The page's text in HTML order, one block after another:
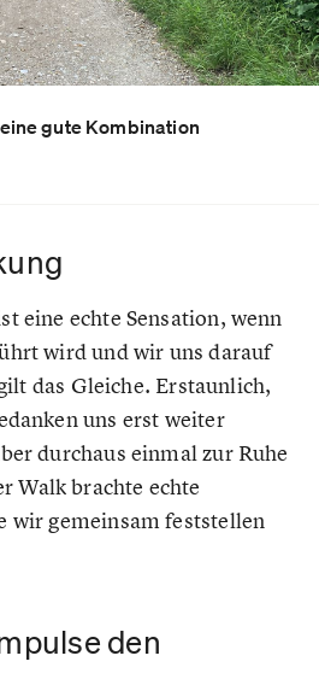
gute Kombination
eine echte Sensation, wenn
wird und wir uns darauf
das Gleiche. Erstaunlich,
uns erst weiter
durchaus einmal zur Ruhe
Walk brachte echte
wir gemeinsam feststellen
den